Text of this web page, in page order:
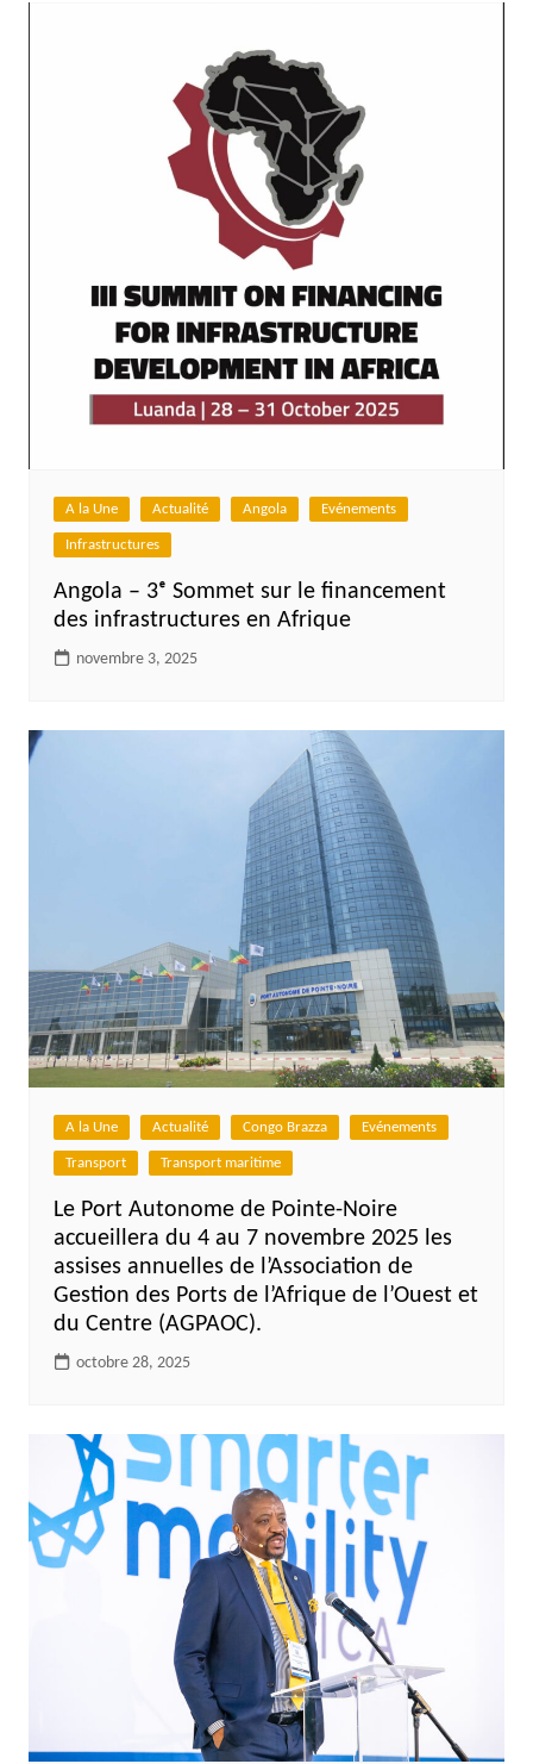
A la Une Actualité Angola Evénements
Infrastructures
Angola – 3ᵉ Sommet sur le financement
des infrastructures en Afrique
novembre 3, 2025
A la Une Actualité Congo Brazza Evénements
Transport Transport maritime
Le Port Autonome de Pointe-Noire
accueillera du 4 au 7 novembre 2025 les
assises annuelles de l’Association de
Gestion des Ports de l’Afrique de l’Ouest et
du Centre (AGPAOC).
octobre 28, 2025